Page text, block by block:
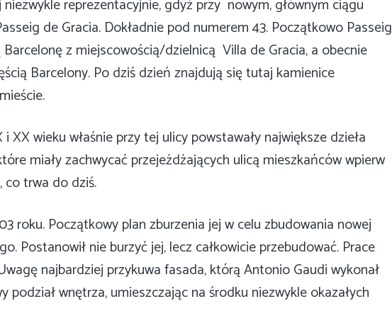
reprezentacyjnie, gdyż przy nowym, głównym ciągu
de Gracia. Dokładnie pod numerem 43. Początkowo Passeig
Barcelonę z miejscowością/dzielnicą Villa de Gracia, a obecnie
Barcelony. Po dziś dzień znajdują się tutaj kamienice
XX wieku właśnie przy tej ulicy powstawały największe dzieła
miały zachwycać przejeżdżających ulicą mieszkańców wpierw
co trwa do dziś.
roku. Początkowy plan zburzenia jej w celu zbudowania nowej
Postanowił nie burzyć jej, lecz całkowicie przebudować. Prace
najbardziej przykuwa fasada, którą Antonio Gaudi wykonał
podział wnętrza, umieszczając na środku niezwykle okazałych